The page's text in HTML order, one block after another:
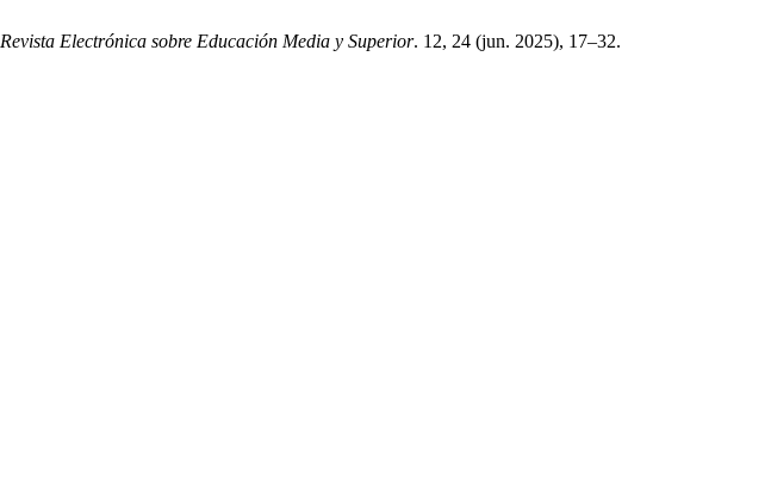
Revista Electrónica sobre Educación Media y Superior. 12, 24 (jun. 2025), 17–32.